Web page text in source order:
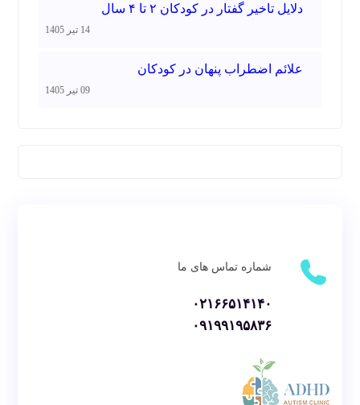
دلایل تاخیر گفتار در کودکان ۲ تا ۴ سال
14 تیر 1405
علائم اضطراب پنهان در کودکان
09 تیر 1405
شماره تماس های ما
۰۲۱۶۶۵۱۴۱۴۰
۰۹۱۹۹۱۹۵۸۳۶